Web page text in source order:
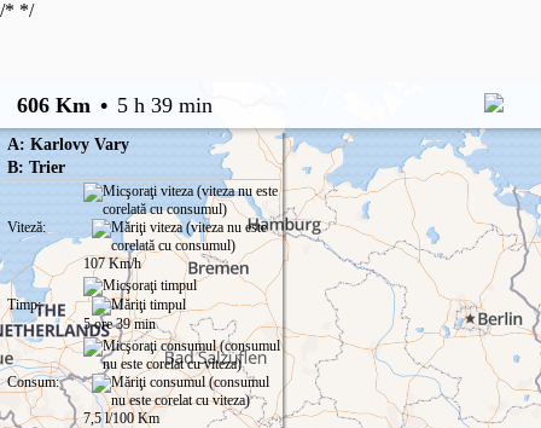
/* */
606 Km • 5 h 39 min
A: Karlovy Vary
B: Trier
Viteză:
107 Km/h
Timp:
5 ore 39 min
Consum:
7,5 l/100 Km